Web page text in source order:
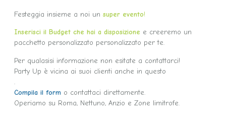
Festeggia insieme a noi un super evento!
Inserisci il Budget che hai a disposizione e creeremo un
pacchetto personalizzato personalizzato per te.
Per qualasisi informazione non esitate a contattarci!
Party Up è vicina ai suoi clienti anche in questo
.
Compila il form o contattaci direttamente.
Operiamo su Roma, Nettuno, Anzio e Zone limitrofe.